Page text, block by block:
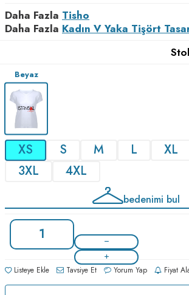
Daha Fazla Tisho
Daha Fazla Kadın V Yaka Tişört
Beyaz
XS S M L XL
3XL
4XL
bedenimi bul
Listeye Ekle Tavsiye Et Yorum Yap Fiyat